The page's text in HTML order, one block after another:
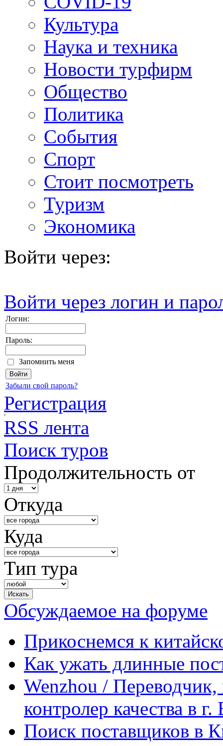
Культура
Наука и техника
Новости турфирм
Общество
Политика
События
Спорт
Стоит посмотреть
Туризм
Экономика
Войти через:
Войти через логин и
Логин:
Пароль:
Запомнить меня
Забыли свой пароль?
Регистрация
RSS лента
Поиск туров
Продолжительность от
Откуда
Куда
Тип тура
Обсуждаемое на форуме
Прикоснемся к
Как ужать длинные
Wenzhou / Переводчик,
контролер качества в
Поиск поставщиков в